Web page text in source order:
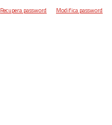
Recupera password Modifica password